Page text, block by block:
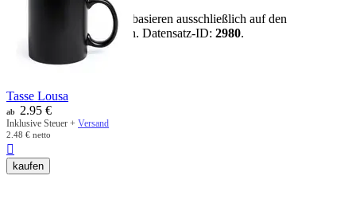
Alle Aussagen basieren ausschließlich auf den
vorhandenen Artikeldaten. Datensatz-ID: 2980.
mehr anzeigen
Tasse Lousa
ab 2.95 €
Inklusive Steuer + Versand
2.48 € netto

kaufen